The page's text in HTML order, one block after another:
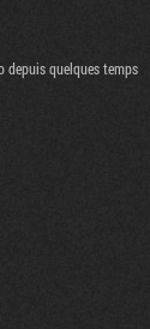
depuis quelques temps